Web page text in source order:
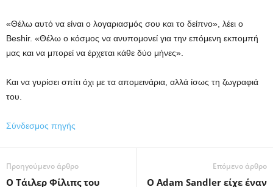
«Θέλω αυτό να είναι ο λογαριασμός σου και το δείπνο», λέει ο
Beshir. «Θέλω ο κόσμος να ανυπομονεί για την επόμενη εκπομπή
μας και να μπορεί να έρχεται κάθε δύο μήνες».
Και να γυρίσει σπίτι όχι με τα απομεινάρια, αλλά ίσως τη ζωγραφιά
του.
Σύνδεσμος πηγής
Προηγούμενο άρθρο
Ο Τάιλερ Φίλιπς του
Επόμενο άρθρο
Ο Adam Sandler είχε έναν